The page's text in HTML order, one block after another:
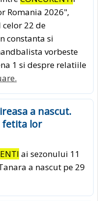
Romania 2026",
22 de
constanta si
vorbeste
1 si despre relatiile
a nascut.
fetita lor
ai sezonului 11
a nascut pe 29